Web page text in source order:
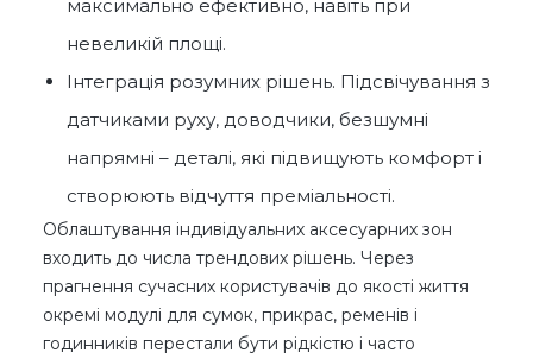
максимально ефективно, навіть при
невеликій площі.
Інтеграція розумних рішень. Підсвічування з
датчиками руху, доводчики, безшумні
напрямні – деталі, які підвищують комфорт і
створюють відчуття преміальності.
Облаштування індивідуальних аксесуарних зон
входить до числа трендових рішень. Через
прагнення сучасних користувачів до якості життя
окремі модулі для сумок, прикрас, ременів і
годинників перестали бути рідкістю і часто